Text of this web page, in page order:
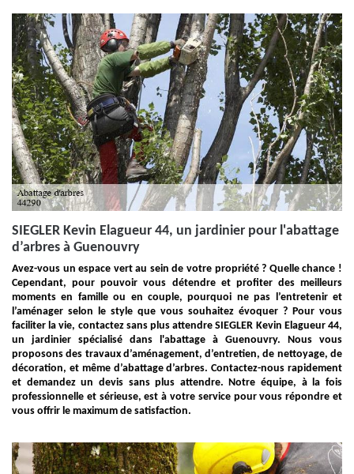
SIEGLER Kevin Elagueur 44, un jardinier pour l'abattage
d’arbres à Guenouvry
Avez-vous un espace vert au sein de votre propriété ? Quelle chance !
Cependant, pour pouvoir vous détendre et profiter des meilleurs
moments en famille ou en couple, pourquoi ne pas l’entretenir et
l’aménager selon le style que vous souhaitez évoquer ? Pour vous
faciliter la vie, contactez sans plus attendre SIEGLER Kevin Elagueur 44,
un jardinier spécialisé dans l'abattage à Guenouvry. Nous vous
proposons des travaux d’aménagement, d’entretien, de nettoyage, de
décoration, et même d’abattage d’arbres. Contactez-nous rapidement
et demandez un devis sans plus attendre. Notre équipe, à la fois
professionnelle et sérieuse, est à votre service pour vous répondre et
vous offrir le maximum de satisfaction.